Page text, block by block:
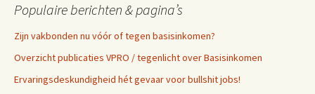
Populaire berichten & pagina’s
Zijn vakbonden nu vóór of tegen basisinkomen?
Overzicht publicaties VPRO / tegenlicht over Basisinkomen
Ervaringsdeskundigheid hét gevaar voor bullshit jobs!